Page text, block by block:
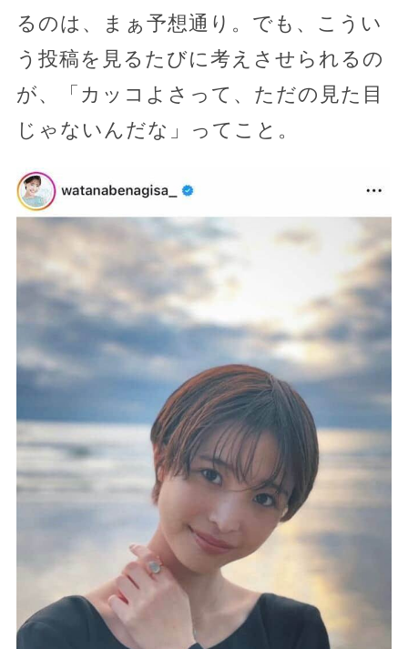
るのは、まぁ予想通り。でも、こうい
う投稿を見るたびに考えさせられるの
が、「カッコよさって、ただの見た目
じゃないんだな」ってこと。